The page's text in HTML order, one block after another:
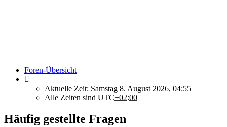
Foren-Übersicht
Aktuelle Zeit: Samstag 8. August 2026, 04:55
Alle Zeiten sind UTC+02:00
Häufig gestellte Fragen